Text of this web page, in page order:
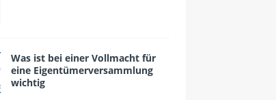
Was ist bei einer Vollmacht für
eine Eigentümerversammlung
wichtig